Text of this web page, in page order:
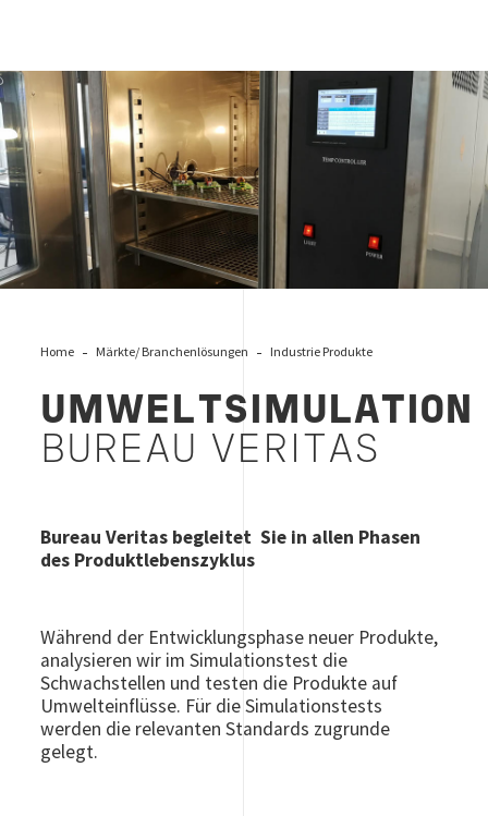
Umwelstsimulation
Home Märkte/ Branchenlösungen Industrie Produkte
UMWELTSIMULATION
BUREAU VERITAS
Bureau Veritas begleitet Sie in allen Phasen
des Produktlebenszyklus
Während der Entwicklungsphase neuer Produkte,
analysieren wir im Simulationstest die
Schwachstellen und testen die Produkte auf
Umwelteinflüsse. Für die Simulationstests
werden die relevanten Standards zugrunde
gelegt.